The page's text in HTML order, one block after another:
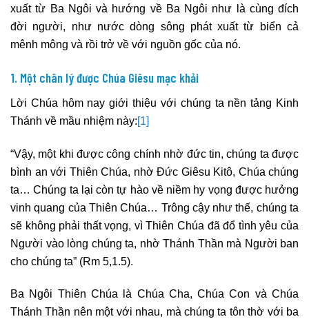
xuất từ Ba Ngôi và hướng về Ba Ngôi như là cùng đích
đời người, như nước dòng sông phát xuất từ biển cả
mênh mông và rồi trở về với nguồn gốc của nó.
1. Một chân lý được Chúa Giêsu mạc khải
Lời Chúa hôm nay giới thiệu với chúng ta nền tảng Kinh
Thánh về mầu nhiệm này:[1]
“Vậy, một khi được công chính nhờ đức tin, chúng ta được
bình an với Thiên Chúa, nhờ Đức Giêsu Kitô, Chúa chúng
ta… Chúng ta lại còn tự hào về niềm hy vọng được hưởng
vinh quang của Thiên Chúa… Trông cậy như thế, chúng ta
sẽ không phải thất vọng, vì Thiên Chúa đã đổ tình yêu của
Người vào lòng chúng ta, nhờ Thánh Thần mà Người ban
cho chúng ta” (Rm 5,1.5).
Ba Ngôi Thiên Chúa là Chúa Cha, Chúa Con và Chúa
Thánh Thần nên một với nhau, mà chúng ta tôn thờ với ba